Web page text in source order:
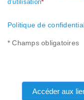
d’utilisation*
Politique de
* Champs obligatoires
Accéder aux